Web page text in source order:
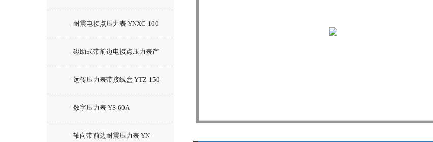
- 耐震电接点压力表 YNXC-100
- 磁助式带前边电接点压力表产
YNXC-100ZT
- 远传压力表带接线盒 YTZ-150
- 数字压力表 YS-60A
- 轴向带前边耐震压力表 YN-